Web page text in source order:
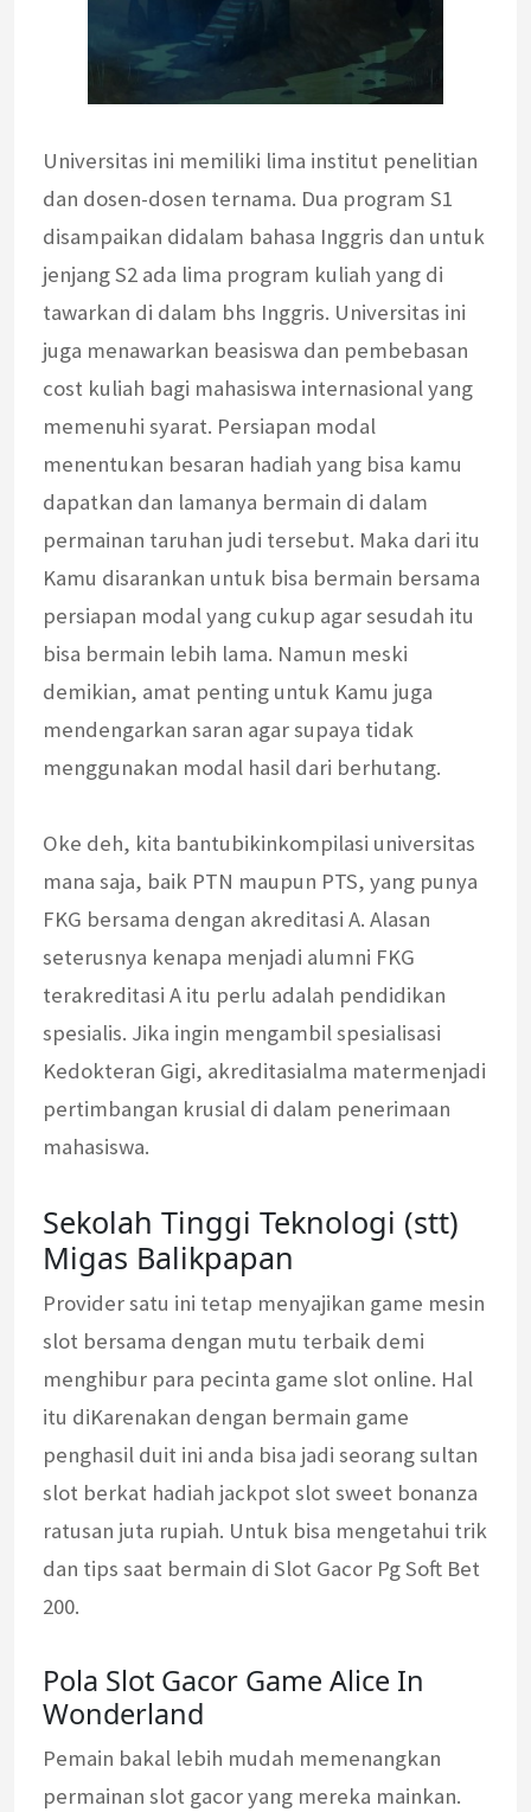
Universitas ini memiliki lima institut penelitian
dan dosen-dosen ternama. Dua program S1
disampaikan didalam bahasa Inggris dan untuk
jenjang S2 ada lima program kuliah yang di
tawarkan di dalam bhs Inggris. Universitas ini
juga menawarkan beasiswa dan pembebasan
cost kuliah bagi mahasiswa internasional yang
memenuhi syarat. Persiapan modal
menentukan besaran hadiah yang bisa kamu
dapatkan dan lamanya bermain di dalam
permainan taruhan judi tersebut. Maka dari itu
Kamu disarankan untuk bisa bermain bersama
persiapan modal yang cukup agar sesudah itu
bisa bermain lebih lama. Namun meski
demikian, amat penting untuk Kamu juga
mendengarkan saran agar supaya tidak
menggunakan modal hasil dari berhutang.
Oke deh, kita bantubikinkompilasi universitas
mana saja, baik PTN maupun PTS, yang punya
FKG bersama dengan akreditasi A. Alasan
seterusnya kenapa menjadi alumni FKG
terakreditasi A itu perlu adalah pendidikan
spesialis. Jika ingin mengambil spesialisasi
Kedokteran Gigi, akreditasialma matermenjadi
pertimbangan krusial di dalam penerimaan
mahasiswa.
Sekolah Tinggi Teknologi (stt)
Migas Balikpapan
Provider satu ini tetap menyajikan game mesin
slot bersama dengan mutu terbaik demi
menghibur para pecinta game slot online. Hal
itu diKarenakan dengan bermain game
penghasil duit ini anda bisa jadi seorang sultan
slot berkat hadiah jackpot slot sweet bonanza
ratusan juta rupiah. Untuk bisa mengetahui trik
dan tips saat bermain di Slot Gacor Pg Soft Bet
200.
Pola Slot Gacor Game Alice In
Wonderland
Pemain bakal lebih mudah memenangkan
permainan slot gacor yang mereka mainkan.